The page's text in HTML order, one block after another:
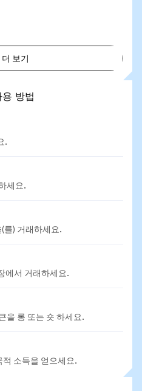
보기
방법
.
세요.
를) 거래하세요.
에서 거래하세요.
을 롱 또는 숏 하세요.
소득을 얻으세요.